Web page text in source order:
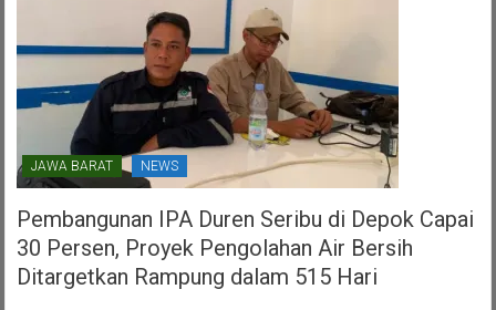
JAWA BARAT NEWS
Pembangunan IPA Duren Seribu di Depok Capai
30 Persen, Proyek Pengolahan Air Bersih
Ditargetkan Rampung dalam 515 Hari